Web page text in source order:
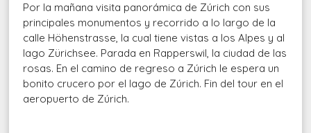
Por la mañana visita panorámica de Zúrich con sus
principales monumentos y recorrido a lo largo de la
calle Höhenstrasse, la cual tiene vistas a los Alpes y al
lago Zürichsee. Parada en Rapperswil, la ciudad de las
rosas. En el camino de regreso a Zúrich le espera un
bonito crucero por el lago de Zúrich. Fin del tour en el
aeropuerto de Zúrich.